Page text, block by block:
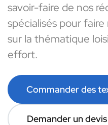
savoir-faire de nos
spécialisés pour
sur la thématique
effort.
Commander des
Demander un devis